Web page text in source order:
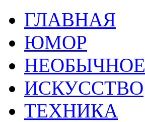
ГЛАВНАЯ
ЮМОР
НЕОБЫЧНОЕ
ИСКУССТВО
ТЕХНИКА